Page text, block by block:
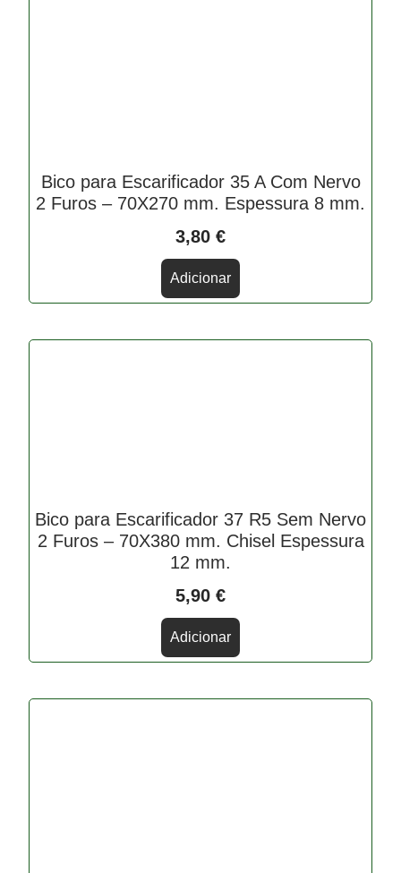
Bico para Escarificador 35 A Com Nervo
2 Furos – 70X270 mm. Espessura 8 mm.
3,80 €
Adicionar
Bico para Escarificador 37 R5 Sem Nervo
2 Furos – 70X380 mm. Chisel Espessura
12 mm.
5,90 €
Adicionar